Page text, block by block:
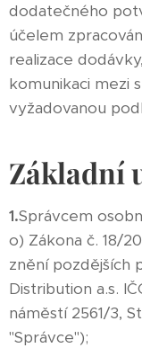
dodatečného
účelem
realizace
komunikaci mezi
vyžadovanou
Základní
1.Správcem
o) Zákona č. 18/
znění pozdějších
Distribution a.s.
náměstí 2561/3,
"Správce");